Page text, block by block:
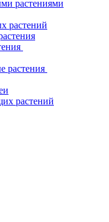
растениями
растений
растения
растений